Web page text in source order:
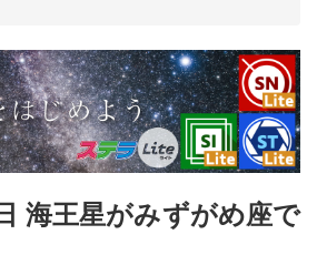
海王星がみずがめ座で